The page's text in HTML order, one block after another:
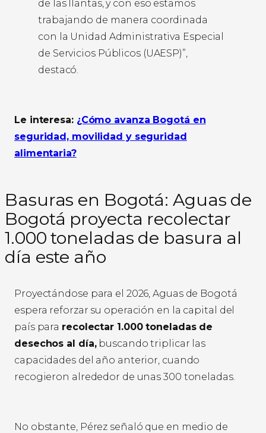
de las llantas, y con eso estamos
trabajando de manera coordinada
con la Unidad Administrativa Especial
de Servicios Públicos (UAESP)”,
destacó.
Le interesa: ¿Cómo avanza Bogotá en
seguridad, movilidad y seguridad
alimentaria?
Basuras en Bogotá: Aguas de
Bogotá proyecta recolectar
1.000 toneladas de basura al
día este año
Proyectándose para el 2026, Aguas de Bogotá
espera reforzar su operación en la capital del
país para recolectar 1.000 toneladas de
desechos al día,buscando triplicar las
capacidades del año anterior, cuando
recogieron alrededor de unas 300 toneladas.
No obstante, Pérez señaló que en medio de